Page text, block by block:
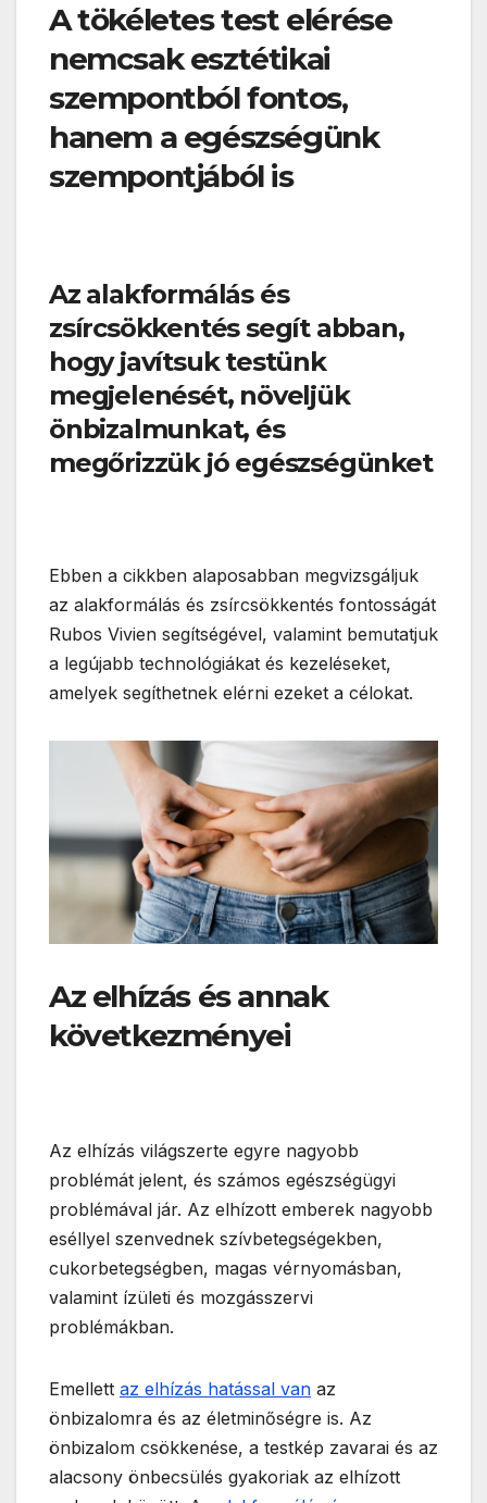
A tökéletes test elérése
nemcsak esztétikai
szempontból fontos,
hanem a egészségünk
szempontjából is
Az alakformálás és
zsírcsökkentés segít abban,
hogy javítsuk testünk
megjelenését, növeljük
önbizalmunkat, és
megőrizzük jó egészségünket
Ebben a cikkben alaposabban megvizsgáljuk
az alakformálás és zsírcsökkentés fontosságát
Rubos Vivien segítségével, valamint bemutatjuk
a legújabb technológiákat és kezeléseket,
amelyek segíthetnek elérni ezeket a célokat.
Az elhízás és annak
következményei
Az elhízás világszerte egyre nagyobb
problémát jelent, és számos egészségügyi
problémával jár. Az elhízott emberek nagyobb
eséllyel szenvednek szívbetegségekben,
cukorbetegségben, magas vérnyomásban,
valamint ízületi és mozgásszervi
problémákban.
Emellett az elhízás hatással van az
önbizalomra és az életminőségre is. Az
önbizalom csökkenése, a testkép zavarai és az
alacsony önbecsülés gyakoriak az elhízott